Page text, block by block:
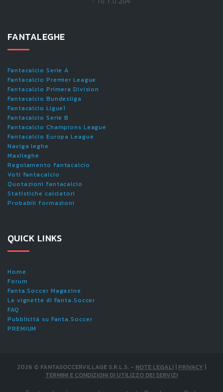
FANTALEGHE
Fantacalcio Serie A
Fantacalcio Premier League
Fantacalcio Primera Division
Fantacalcio Bundesliga
Fantacalcio Ligue1
Fantacalcio Serie B
Fantacalcio Champions League
Fantacalcio Europa League
Naviga leghe
Maxileghe
Regolamento fantacalcio
Voti fantacalcio
Quotazioni fantacalcio
Statistiche calciatori
Probabili formazioni
QUICK LINKS
Home
Forum
Fanta.Soccer Magazine
Le vignette di Fanta.Soccer
FAQ
Pubblicità su Fanta.Soccer
PREMIUM
2026 © FANTASOCCERVILLAGE S.R.L.S. - NOTE LEGALI | PRIVACY |
TERMINI E CONDIZIONI DI UTILIZZO DEI SERVIZI